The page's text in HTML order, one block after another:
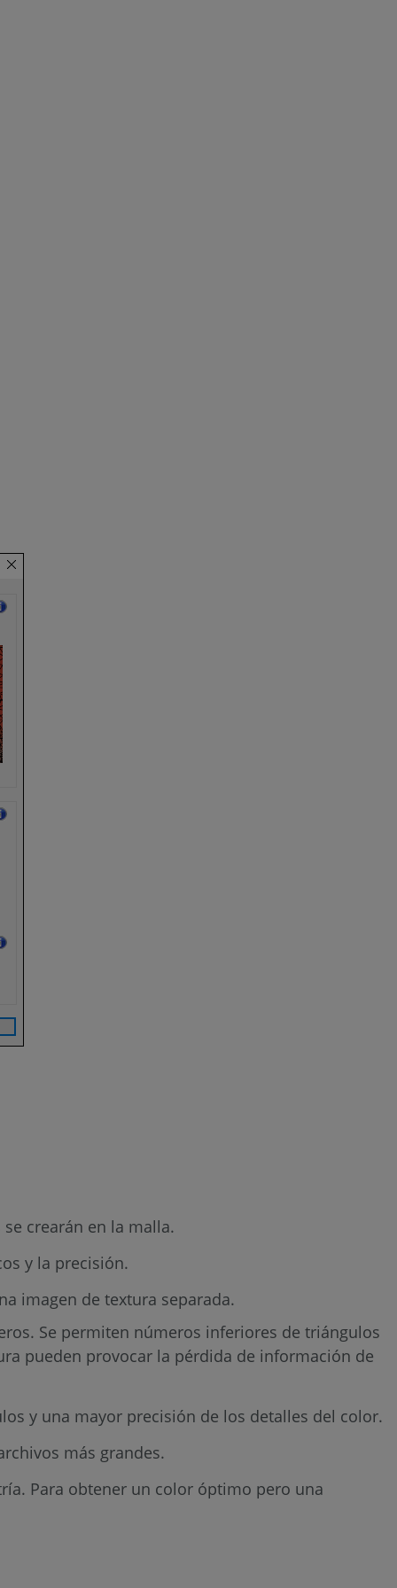
crearán en la malla.
y la precisión.
imagen de textura separada.
Se permiten números inferiores de triángulos
pueden provocar la pérdida de información de
y una mayor precisión de los detalles del color.
más grandes.
Para obtener un color óptimo pero una